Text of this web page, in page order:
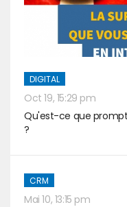
DIGITAL
Oct 19, 15:29 pm
Qu'est-ce que
?
CRM
Mai 10, 13:15 pm